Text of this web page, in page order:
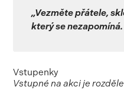
„Vezměte přátele,
který se
Vstupenky
Vstupné na akci je